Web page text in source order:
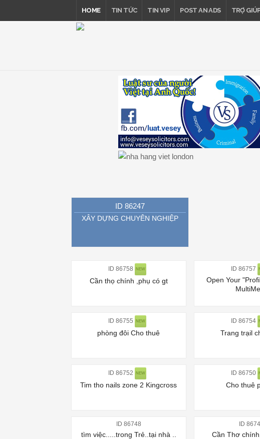
HOME TIN TỨC TIN VIP POST AN ADS TRỢ
ID 86247
XÂY DỰNG CHUYÊN NGHIỆP
ID 86758 NEW
Cần thọ chính ,phụ có gt
ID 86757
Open Your
ID 86755 NEW
phòng đôi Cho thuê
ID 86754
Trang trạil
ID 86752 NEW
Tim tho nails zone 2 Kingcross
ID 86750
Cho thuê
ID 86748
tìm việc.....trong Trẻ..tại nhà ..
ID
Cần Thơ